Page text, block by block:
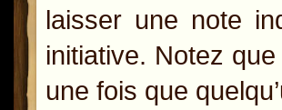
laisser une note
initiative. Notez
une fois que